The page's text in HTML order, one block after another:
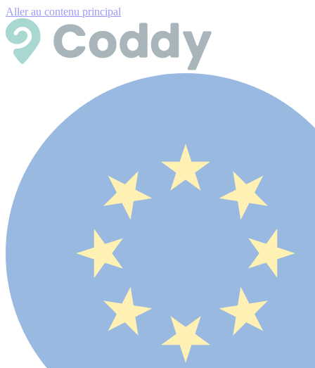
Aller au contenu principal